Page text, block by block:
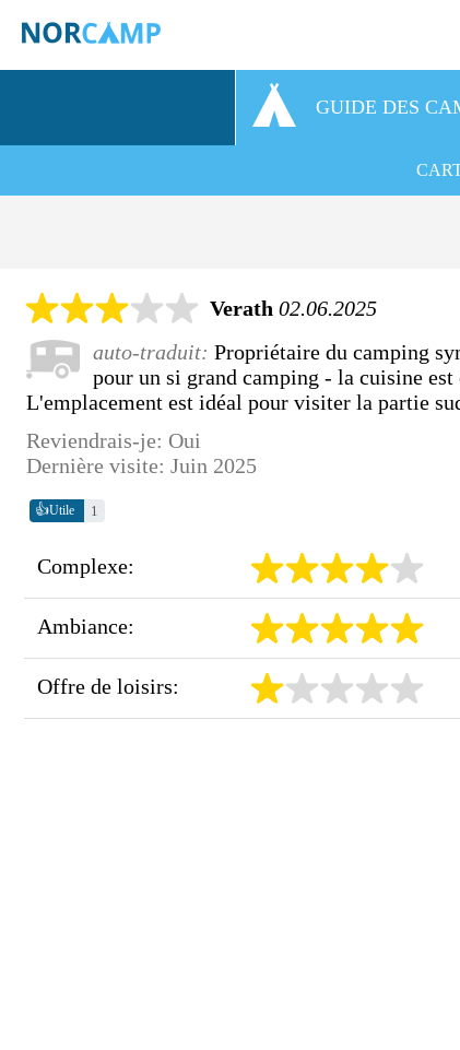
GUIDE DES
Verath 02.06.2025
auto-traduit: Propriétaire du camping
pour un si grand camping - la cuisine
L'emplacement est idéal pour visiter la partie
Reviendrais-je: Oui
Dernière visite: Juin 2025
👍Utile 1
Complexe:
Ambiance:
Offre de loisirs: